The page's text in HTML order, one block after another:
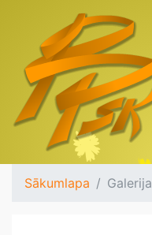
Sākumlapa Galerija